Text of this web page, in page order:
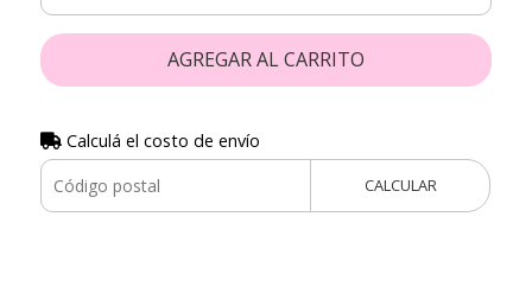
AGREGAR AL CARRITO
Calculá el costo de envío
CALCULAR